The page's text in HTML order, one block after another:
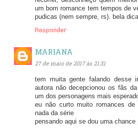
um bom romance tem tempos de
pudicas (nem sempre, rs). bela
Responder
MARIANA
27 de maio de 2017 às 21:31
tem muita gente falando desse
autora não decepcionou os fãs
um dos personagens mais
eu não curto muito romances
nada da série
pensando aqui se dou uma chance